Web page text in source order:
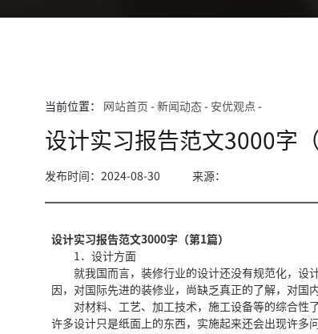
当前位置： 网站首页 -新闻动态- 安优观点 -
设计实习报告范文3000字（
发布时间：2024-08-30 来源：
设计实习报告范文3000字（第1篇）
1．设计方面
就我国而言，装修行业的设计还没有规范化，设
因，对国际先进的装修业，尚缺乏真正的了解，对国
对材料、工艺、加工技术，施工设备等的综合性了
许多设计只是纸面上的东西，实施起来还会出现许多问